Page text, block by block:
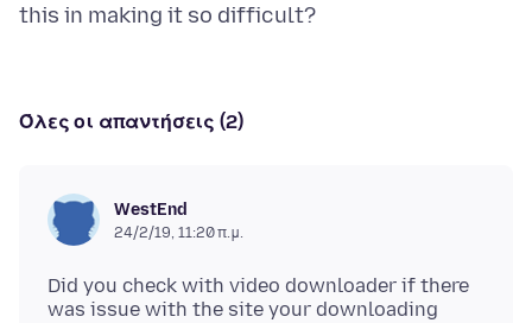
Όλες οι απαντήσεις (2)
WestEnd
24/2/19, 11:20 π.μ.
Did you check with video downloader if there
was issue with the site your downloading